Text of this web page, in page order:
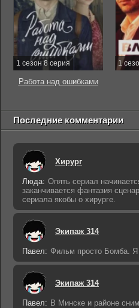
1 сезон 8 серия
Работа над ошибками
1
Последние комментарии
Хирург
Люда: Опять сериал
заканчивается фантазия
сериала якобы о хирурге.
Экипаж 314
Павел: Фильм просто Бомба.
Экипаж 314
Павел: В Минске и районе